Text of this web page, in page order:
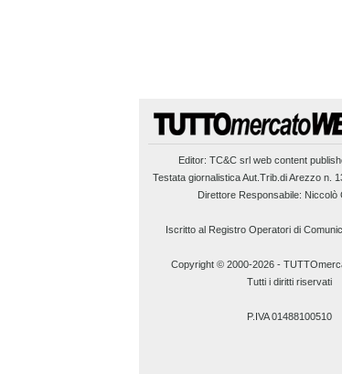
Editor: TC&C srl web content
Testata giornalistica Aut.Trib.di Arezzo n.
Direttore Responsabile: Niccolò
Iscritto al Registro Operatori di
Copyright © 2000-2026-
Tutti i diritti riservati
P.IVA 01488100510